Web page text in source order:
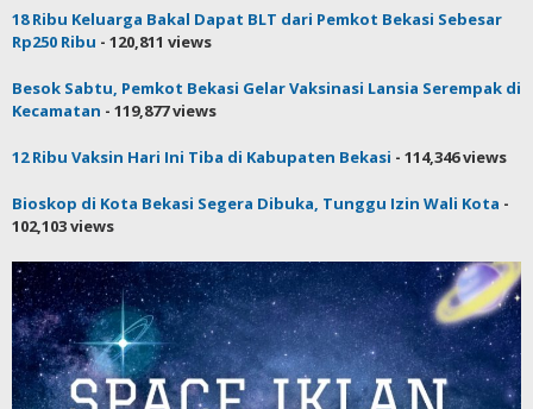
18 Ribu Keluarga Bakal Dapat BLT dari Pemkot Bekasi Sebesar
Rp250 Ribu - 120,811 views
Besok Sabtu, Pemkot Bekasi Gelar Vaksinasi Lansia Serempak di
Kecamatan - 119,877 views
12 Ribu Vaksin Hari Ini Tiba di Kabupaten Bekasi - 114,346 views
Bioskop di Kota Bekasi Segera Dibuka, Tunggu Izin Wali Kota -
102,103 views